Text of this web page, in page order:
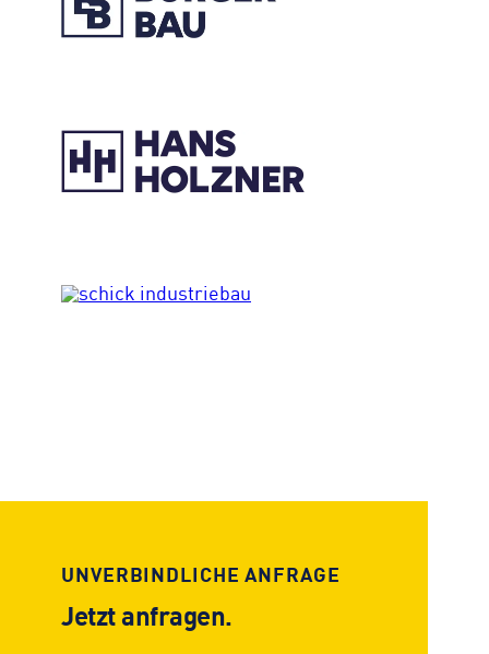
UNVERBINDLICHE ANFRAGE
Jetzt anfragen.